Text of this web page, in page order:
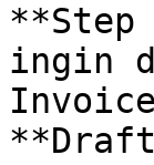
**Step
ingin